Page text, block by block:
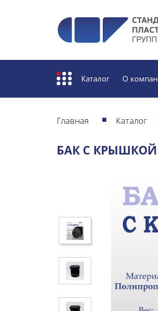
Каталог О
Главная Каталог
БАК С КРЫШКОЙ